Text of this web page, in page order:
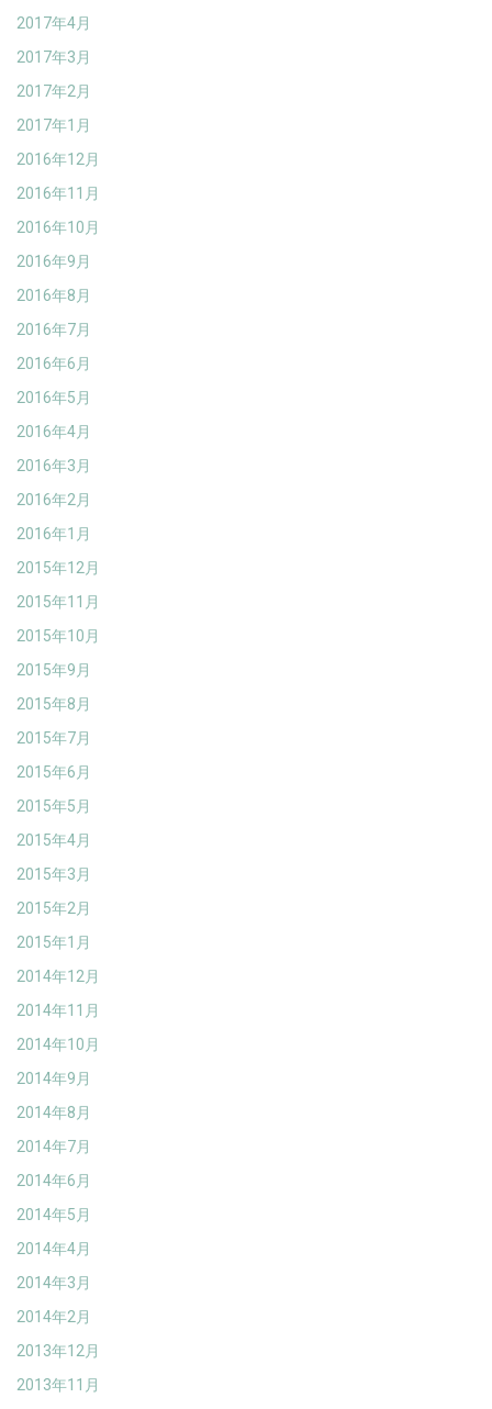
2017年4月
2017年3月
2017年2月
2017年1月
2016年12月
2016年11月
2016年10月
2016年9月
2016年8月
2016年7月
2016年6月
2016年5月
2016年4月
2016年3月
2016年2月
2016年1月
2015年12月
2015年11月
2015年10月
2015年9月
2015年8月
2015年7月
2015年6月
2015年5月
2015年4月
2015年3月
2015年2月
2015年1月
2014年12月
2014年11月
2014年10月
2014年9月
2014年8月
2014年7月
2014年6月
2014年5月
2014年4月
2014年3月
2014年2月
2013年12月
2013年11月